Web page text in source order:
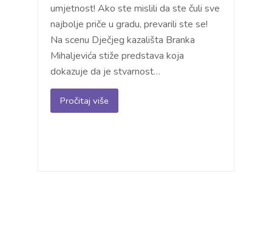
umjetnost! Ako ste mislili da ste čuli sve
najbolje priče u gradu, prevarili ste se!
Na scenu Dječjeg kazališta Branka
Mihaljevića stiže predstava koja
dokazuje da je stvarnost…
Pročitaj više